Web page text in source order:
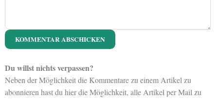
Du willst nichts verpassen?
Neben der Möglichkeit die Kommentare zu einem Artikel zu
abonnieren hast du hier die Möglichkeit, alle Artikel per Mail zu